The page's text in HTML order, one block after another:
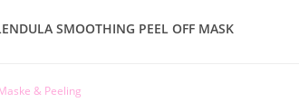
SMOOTHING PEEL OFF MASK
& Peeling